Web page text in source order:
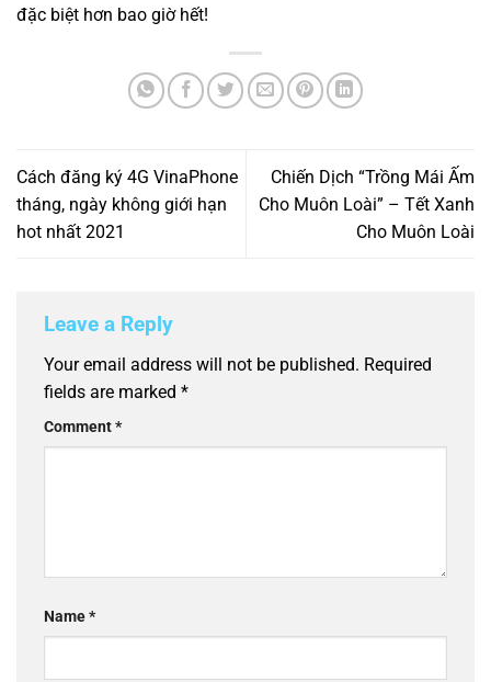
đặc biệt hơn bao giờ hết!
Cách đăng ký 4G VinaPhone
tháng, ngày không giới hạn
hot nhất 2021
Chiến Dịch “Trồng Mái Ấm
Cho Muôn Loài” – Tết Xanh
Cho Muôn Loài
Leave a Reply
Your email address will not be published. Required
fields are marked *
Comment*
Name*